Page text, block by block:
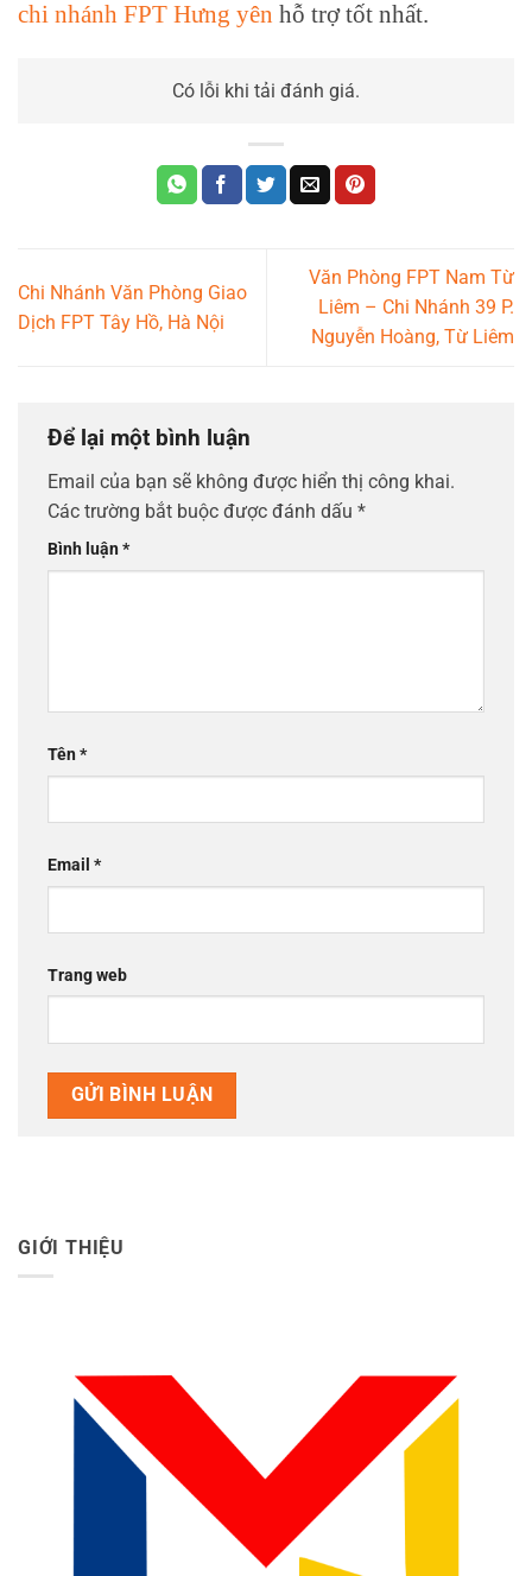
chi nhánh FPT Hưng yên hỗ trợ tốt nhất.
Có lỗi khi tải đánh giá.
Chi Nhánh Văn Phòng Giao
Dịch FPT Tây Hồ, Hà Nội
Văn Phòng FPT Nam Từ
Liêm – Chi Nhánh 39 P.
Nguyễn Hoàng, Từ Liêm
Để lại một bình luận
Email của bạn sẽ không được hiển thị công khai.
Các trường bắt buộc được đánh dấu *
Bình luận*
Tên*
Email *
Trang web
GIỚI THIỆU